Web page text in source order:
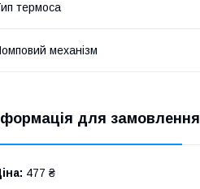
термоса
механізм
для замовлення
477 ₴